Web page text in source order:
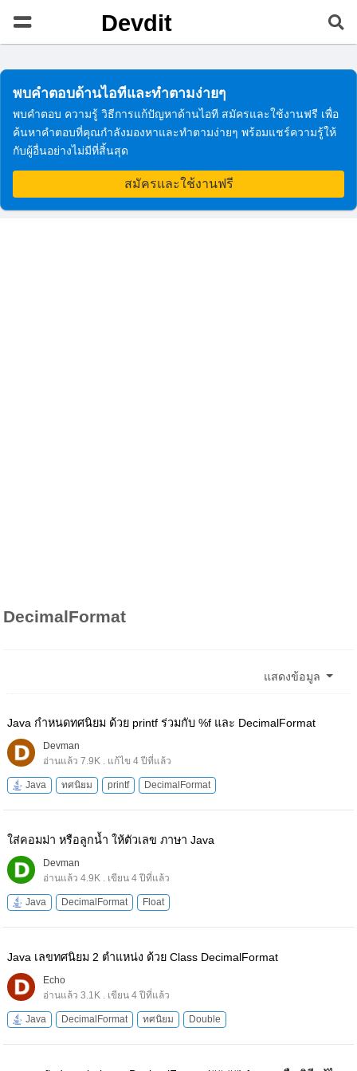
Devdit
พบคำตอบด้านไอทีและทำตามง่ายๆ
พบคำตอบ ความรู้ วิธีการแก้ปัญหาด้านไอที สมัครและใช้งานฟรี เพื่อ
ค้นหาคำตอบที่คุณกำลังมองหาและทำตามง่ายๆ พร้อมแชร์ความรู้ให้
กับผู้อื่นอย่างไม่มีที่สิ้นสุด
สมัครและใช้งานฟรี
DecimalFormat
แสดงข้อมูล
Java กำหนดทศนิยม ด้วย printf ร่วมกับ %f และ DecimalFormat
Devman
อ่านแล้ว 7.9K . แก้ไข 4 ปีที่แล้ว
Java ทศนิยม printf DecimalFormat
ใส่คอมม่า หรือลูกน้ำ ให้ตัวเลข ภาษา Java
Devman
อ่านแล้ว 4.9K . เขียน 4 ปีที่แล้ว
Java DecimalFormat Float
Java เลขทศนิยม 2 ตําแหน่ง ด้วย Class DecimalFormat
Echo
อ่านแล้ว 3.1K . เขียน 4 ปีที่แล้ว
Java DecimalFormat ทศนิยม Double